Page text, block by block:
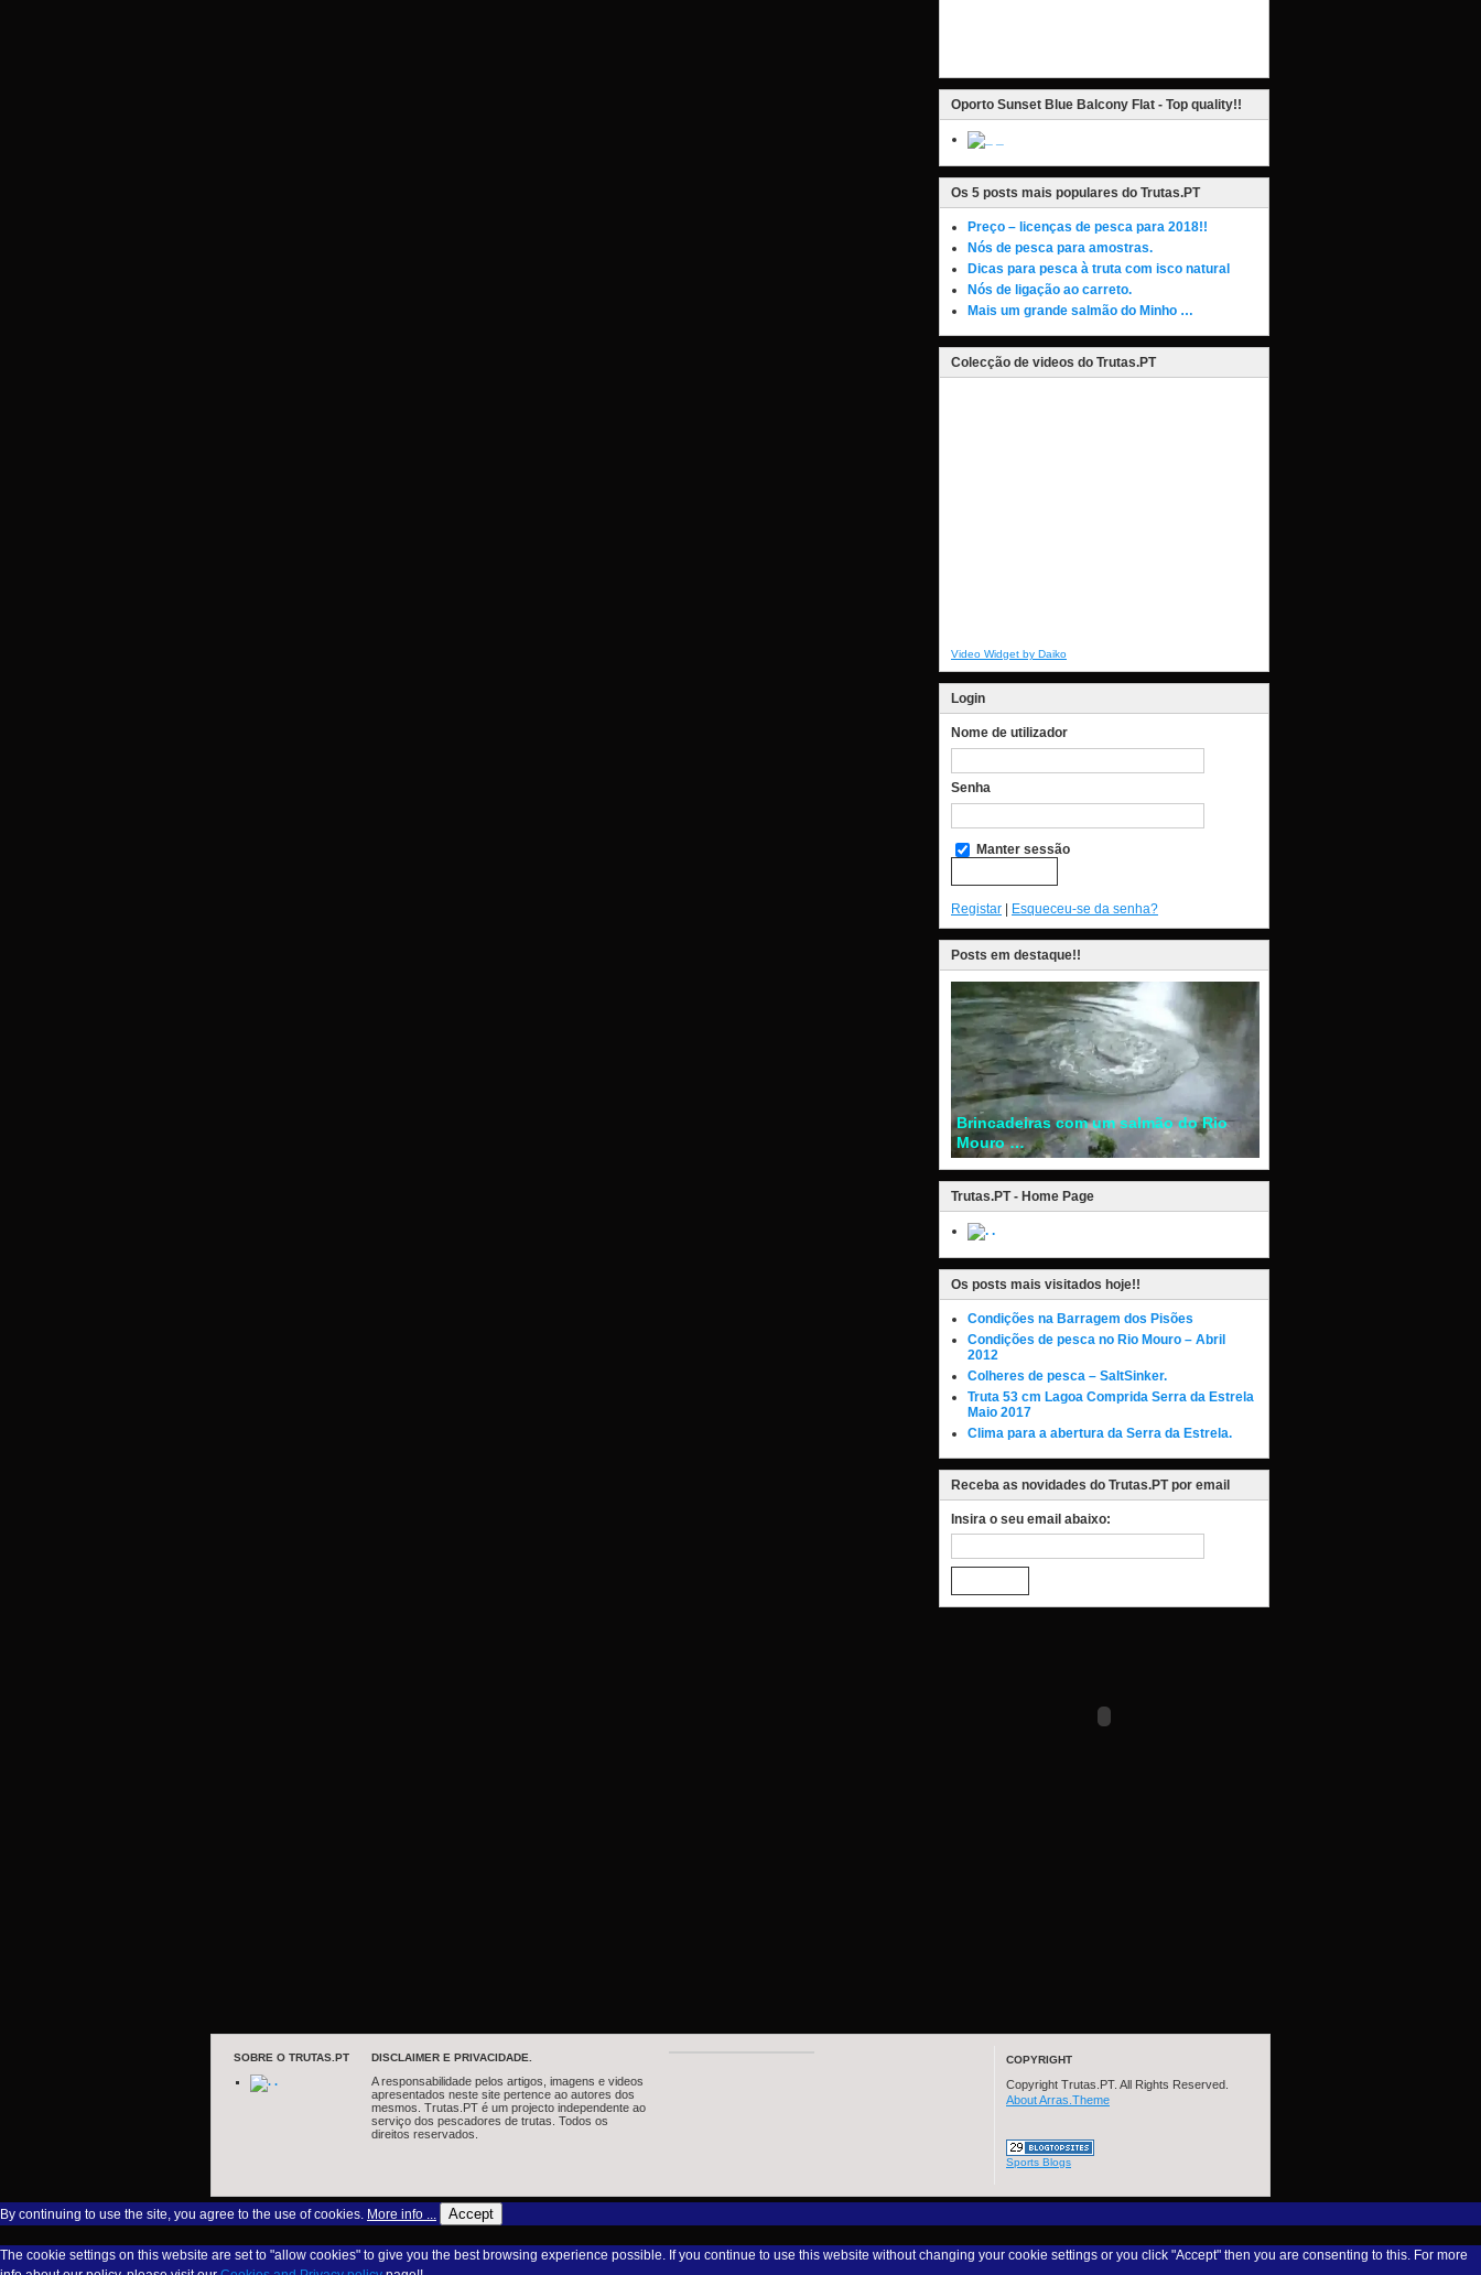
Oporto Sunset Blue Balcony Flat - Top quality!!
Os 5 posts mais populares do Trutas.PT
Preço – licenças de pesca para 2018!!
Nós de pesca para amostras.
Dicas para pesca à truta com isco natural
Nós de ligação ao carreto.
Mais um grande salmão do Minho …
Colecção de videos do Trutas.PT
Video Widget by Daiko
Login
Nome de utilizador
Senha
Manter sessão
Registar | Esqueceu-se da senha?
Posts em destaque!!
Brincadeiras com um salmão do Rio
Mouro …
Trutas.PT - Home Page
.
Os posts mais visitados hoje!!
Condições na Barragem dos Pisões
Condições de pesca no Rio Mouro – Abril
2012
Colheres de pesca – SaltSinker.
Truta 53 cm Lagoa Comprida Serra da Estrela
Maio 2017
Clima para a abertura da Serra da Estrela.
Receba as novidades do Trutas.PT por email
Insira o seu email abaixo:
SOBRE O TRUTAS.PT
.
DISCLAIMER E PRIVACIDADE.
A responsabilidade pelos artigos, imagens e videos
apresentados neste site pertence ao autores dos
mesmos. Trutas.PT é um projecto independente ao
serviço dos pescadores de trutas. Todos os
direitos reservados.
COPYRIGHT
Copyright Trutas.PT. All Rights Reserved.
About Arras.Theme
Sports Blogs
By continuing to use the site, you agree to the use of cookies. More info ... Accept
The cookie settings on this website are set to "allow cookies" to give you the best browsing experience possible. If you continue to use this website without changing your cookie settings or you click "Accept" then you are consenting to this. For more